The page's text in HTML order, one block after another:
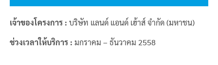
เจ้าของโครงการ : บริษัท แลนด์ แอนด์ เฮ้าส์ จำกัด (มหาชน)
ช่วงเวลาให้บริการ : มกราคม – ธันวาคม 2558